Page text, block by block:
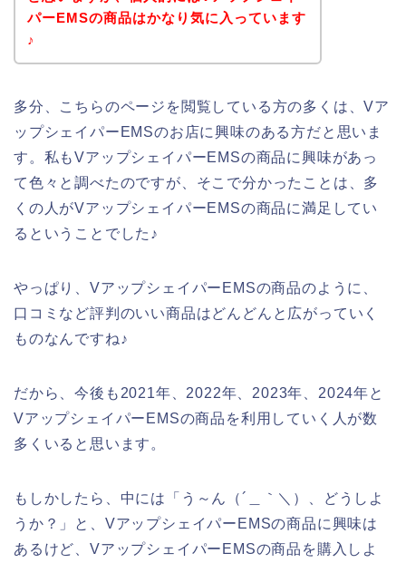
パーEMSの商品はかなり気に入っています
♪
多分、こちらのページを閲覧している方の多くは、Vア
ップシェイパーEMSのお店に興味のある方だと思いま
す。私もVアップシェイパーEMSの商品に興味があっ
て色々と調べたのですが、そこで分かったことは、多
くの人がVアップシェイパーEMSの商品に満足してい
るということでした♪
やっぱり、VアップシェイパーEMSの商品のように、
口コミなど評判のいい商品はどんどんと広がっていく
ものなんですね♪
だから、今後も2021年、2022年、2023年、2024年と
VアップシェイパーEMSの商品を利用していく人が数
多くいると思います。
もしかしたら、中には「う～ん（´＿｀＼）、どうしよ
うか？」と、VアップシェイパーEMSの商品に興味は
あるけど、VアップシェイパーEMSの商品を購入しよ